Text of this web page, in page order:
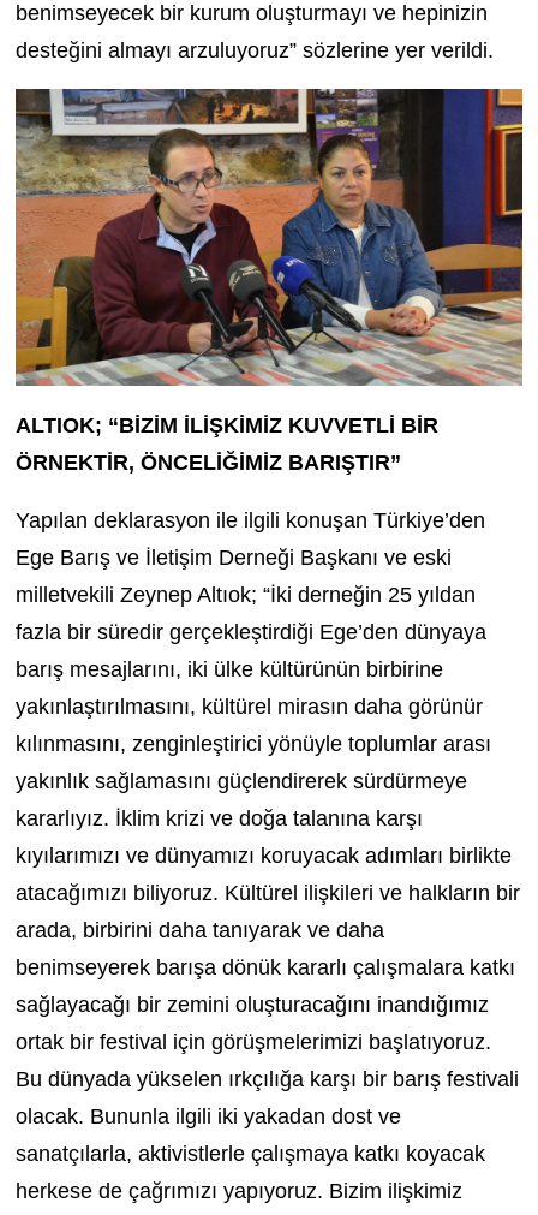
benimseyecek bir kurum oluşturmayı ve hepinizin
desteğini almayı arzuluyoruz” sözlerine yer verildi.
ALTIOK; “BİZİM İLİŞKİMİZ KUVVETLİ BİR
ÖRNEKTİR, ÖNCELİĞİMİZ BARIŞTIR”
Yapılan deklarasyon ile ilgili konuşan Türkiye’den
Ege Barış ve İletişim Derneği Başkanı ve eski
milletvekili Zeynep Altıok; “İki derneğin 25 yıldan
fazla bir süredir gerçekleştirdiği Ege’den dünyaya
barış mesajlarını, iki ülke kültürünün birbirine
yakınlaştırılmasını, kültürel mirasın daha görünür
kılınmasını, zenginleştirici yönüyle toplumlar arası
yakınlık sağlamasını güçlendirerek sürdürmeye
kararlıyız. İklim krizi ve doğa talanına karşı
kıyılarımızı ve dünyamızı koruyacak adımları birlikte
atacağımızı biliyoruz. Kültürel ilişkileri ve halkların bir
arada, birbirini daha tanıyarak ve daha
benimseyerek barışa dönük kararlı çalışmalara katkı
sağlayacağı bir zemini oluşturacağını inandığımız
ortak bir festival için görüşmelerimizi başlatıyoruz.
Bu dünyada yükselen ırkçılığa karşı bir barış festivali
olacak. Bununla ilgili iki yakadan dost ve
sanatçılarla, aktivistlerle çalışmaya katkı koyacak
herkese de çağrımızı yapıyoruz. Bizim ilişkimiz